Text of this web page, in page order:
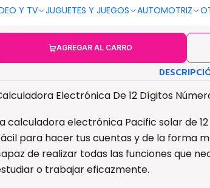
Y TV JUGUETES Y JUEGOS AUTOMOTRIZ
Negro
AGREGAR AL CARRO
Electrónica De 12 Dígitos
calculadora electrónica Pacific solar de
para hacer tus cuentas y de la forma
de realizar todas las funciones que
o trabajar eficazmente.